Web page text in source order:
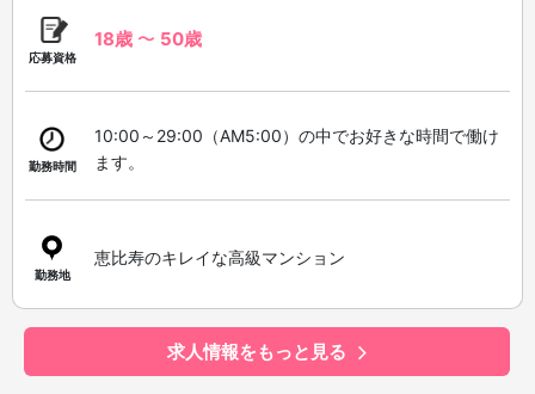
応募資格
18歳〜 50歳
勤務時間
10:00～29:00（AM5:00）の中でお好きな時間で働け
ます。
勤務地
恵比寿のキレイな高級マンション
求人情報をもっと見る